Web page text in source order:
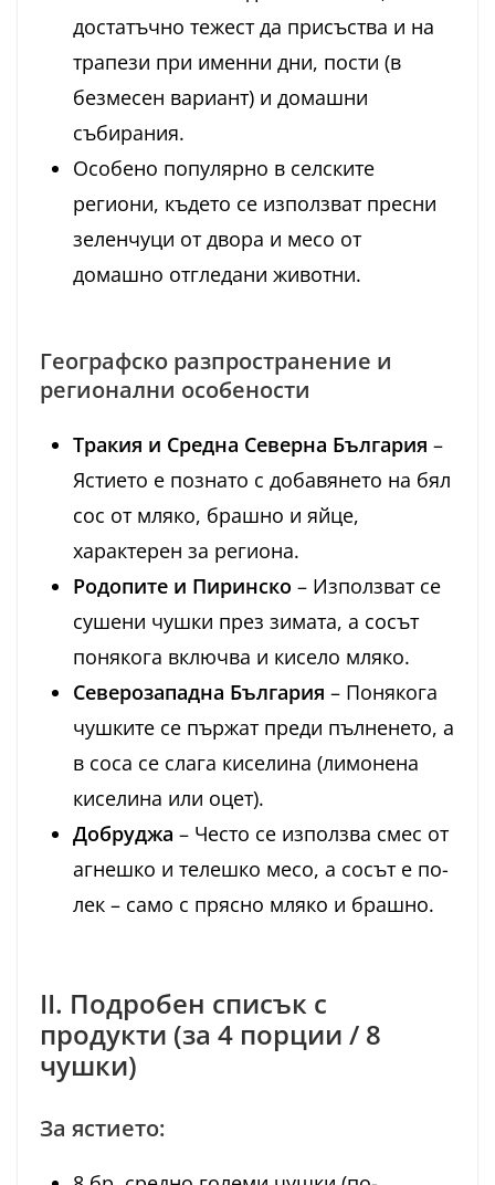
достатъчно тежест да присъства и на
трапези при именни дни, пости (в
безмесен вариант) и домашни
събирания.
Особено популярно в селските
региони, където се използват пресни
зеленчуци от двора и месо от
домашно отгледани животни.
Географско разпространение и
регионални особености
Тракия и Средна Северна България –
Ястието е познато с добавянето на бял
сос от мляко, брашно и яйце,
характерен за региона.
Родопите и Пиринско – Използват се
сушени чушки през зимата, а сосът
понякога включва и кисело мляко.
Северозападна България – Понякога
чушките се пържат преди пълненето, а
в соса се слага киселина (лимонена
киселина или оцет).
Добруджа – Често се използва смес от
агнешко и телешко месо, а сосът е по-
лек – само с прясно мляко и брашно.
II. Подробен списък с
продукти (за 4 порции / 8
чушки)
За ястието: